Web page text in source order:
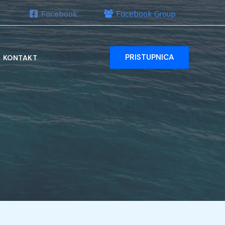
Facebook Facebook Group
KONTAKT PRISTUPNICA